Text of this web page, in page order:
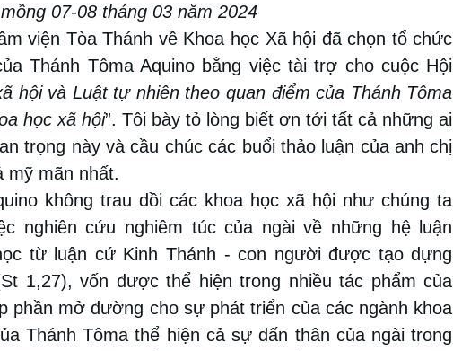
07-08 tháng 03 năm 2024
viện Tòa Thánh về Khoa học Xã hội đã chọn tổchức
Thánh Tôma Aquino bằng việc tài trợ cho cuộc Hội
hội và Luật tự nhiên theo quan điểm của Thánh Tôma
học xã hội”. Tôi bày tỏ lòng biết ơn tới tất cả những ai
trọng này và cầu chúc các buổi thảo luận của anh chị
mỹ mãn nhất.
không trau dồi các khoa học xã hội như chúng ta
nghiên cứu nghiêm túc của ngài về những hệ luận
từ luận cứ Kinh Thánh -con người được tạo dựng
1,27), vốn được thể hiện trong nhiều tác phẩm của
phần mởđường cho sự phát triển của các ngành khoa
Thánh Tôma thể hiện cả sự dấn thân của ngài trong